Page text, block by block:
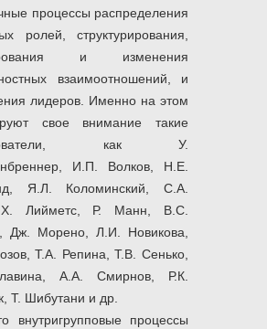
процессы распределения
ролей, структурирования,
и изменения
взаимоотношений, и
лидеров. Именно на этом
свое внимание такие
как У.
И.П. Волков, Н.Е.
Я.Л. Коломинский, С.А.
Х. Лийметс, Р. Манн, В.С.
Дж. Морено, Л.И. Новикова,
Т.А. Репина, Т.В. Сенько,
А.А. Смирнов, Р.К.
Т. Шибутани и др.
внутригрупповые процессы